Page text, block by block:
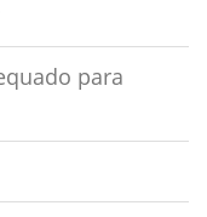
para